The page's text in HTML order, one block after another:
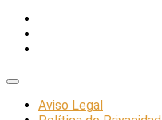
Aviso Legal